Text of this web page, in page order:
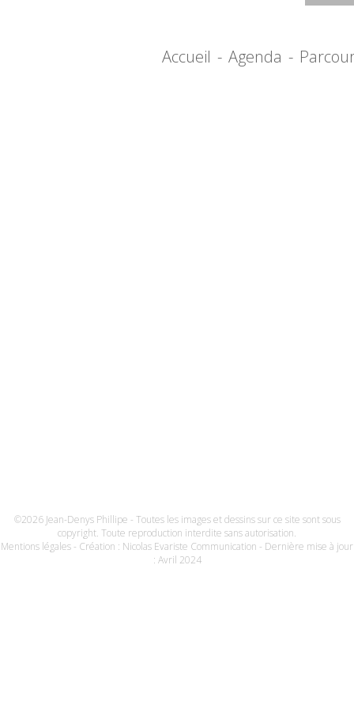
Accueil - Agenda -
©2026 Jean-Denys Phillipe - Toutes les images et dessins sur ce site sont sous
copyright. Toute reproduction interdite sans autorisation.
Mentions légales - Création : Nicolas Evariste Communication - Dernière mise à jour
: Avril 2024